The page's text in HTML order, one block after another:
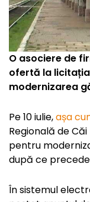
O asociere de
ofertă la
modernizarea
Pe 10 iulie,așa
Regională de
pentru
după ce
În sistemul